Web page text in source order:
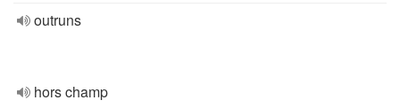
outruns
hors champ